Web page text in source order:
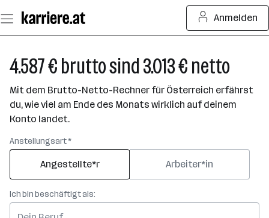
Seiteninhalt
springen
Anmelden
4.587 € brutto sind 3.013 € netto
Mit dem Brutto-Netto-Rechner für Österreich erfährst
du, wie viel am Ende des Monats wirklich auf deinem
Konto landet.
Anstellungsart *
Angestellte*r Arbeiter*in
Ich bin beschäftigt als: